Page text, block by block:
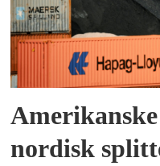
nordisk